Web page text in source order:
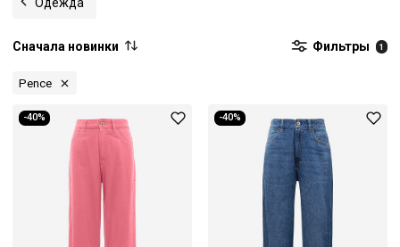
Сначала новинки Фильтры 1
Pence
-40% -40%